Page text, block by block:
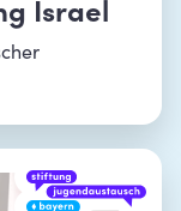
Israel